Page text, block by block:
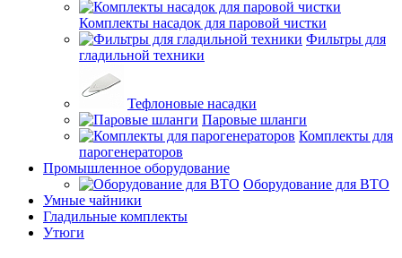
Комплекты насадок для паровой чистки
Фильтры для
гладильной техники
Тефлоновые насадки
Паровые шланги
Комплекты для
парогенераторов
Промышленное оборудование
Оборудование для ВТО
Умные чайники
Гладильные комплекты
Утюги